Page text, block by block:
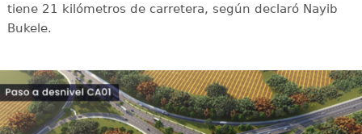
tiene 21 kilómetros de carretera, según declaró Nayib
Bukele.